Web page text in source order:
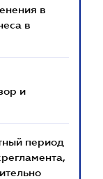
в
в
и
период